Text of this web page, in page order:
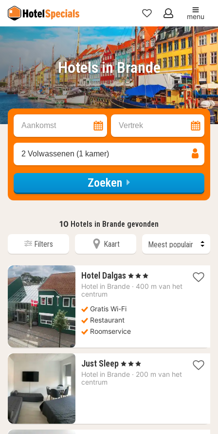
Mijn
favorieten
menu
Hotels in Brande
Aankomst Vertrek
2 Volwassenen (1 kamer)
Zoeken
10 Hotels in Brande gevonden
Filters Kaart
Hotel Dalgas 1
nacht
, 3 Sterren
Hotel in Brande · 400 m van het
centrum
Gratis Wi-Fi
Restaurant
Roomservice
Just Sleep 1
nacht
, 3 Sterren
Hotel in Brande · 200 m van het
centrum